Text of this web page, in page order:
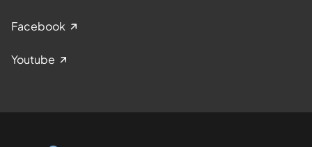
Facebook
Youtube